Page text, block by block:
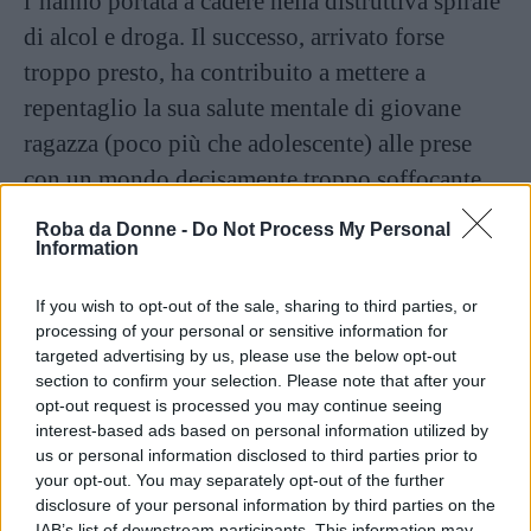
Roba da Donne - Do Not Process My Personal
Information
If you wish to opt-out of the sale, sharing to third parties, or
processing of your personal or sensitive information for
targeted advertising by us, please use the below opt-out
section to confirm your selection. Please note that after your
opt-out request is processed you may continue seeing
interest-based ads based on personal information utilized by
us or personal information disclosed to third parties prior to
your opt-out. You may separately opt-out of the further
disclosure of your personal information by third parties on the
di alcol e droga. Il successo, arrivato forse
troppo presto, ha contribuito a mettere a
repentaglio la sua salute mentale di giovane
ragazza (poco più che adolescente) alle prese
con un mondo decisamente troppo soffocante.
E la diagnosi di
disturbo bipolareha
contribuito notevolmente a dettare quello che è
Continua a leggere dopo la pubblicità
L’artista ha dichiarato più volte di aver
affrontato altre sfide nel suo cammino. Come
quando, nel 2010, ha rischiato di affondare tra